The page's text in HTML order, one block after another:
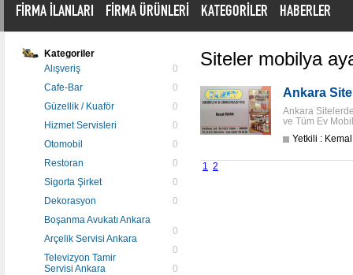
FİRMA İLANLARI FİRMA ÜRÜNLERİ KATEGORİLER HABERLER
Kategoriler
Alışveriş
0
Cafe-Bar
0
Güzellik / Kuaför
0
Hizmet Servisleri
0
Otomobil
0
Restoran
0
Sigorta Şirket
0
Dekorasyon
0
Boşanma Avukatı Ankara
0
Arçelik Servisi Ankara
0
Televizyon Tamir
Servisi Ankara
0
Siteler mobilya
Ankara
Ankara
ve Tüm Ev
Yetkili :
1 2